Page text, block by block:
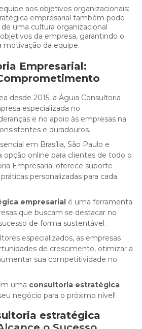
empresarial também pode
de uma cultura organizacional
da empresa, garantindo o
motivação da equipe.
Empresarial:
desde 2015, a Águia Consultoria
especializada no
e no apoio às empresas na
e duradouros.
em Brasília, São Paulo e
opção online para clientes de todo o
Empresarial oferece suporte
personalizadas para cada
empresarial é uma ferramenta
que buscam se destacar no
de forma sustentável.
especializados, as empresas
de crescimento, otimizar a
sua competitividade no
uma consultoria estratégica
negócio para o próximo nível!
estratégica